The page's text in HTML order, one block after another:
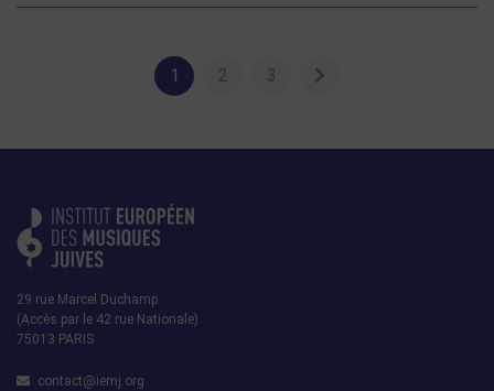
1 2 3
29 rue Marcel Duchamp
(Accès par le 42 rue Nationale)
75013 PARIS
contact@iemj.org